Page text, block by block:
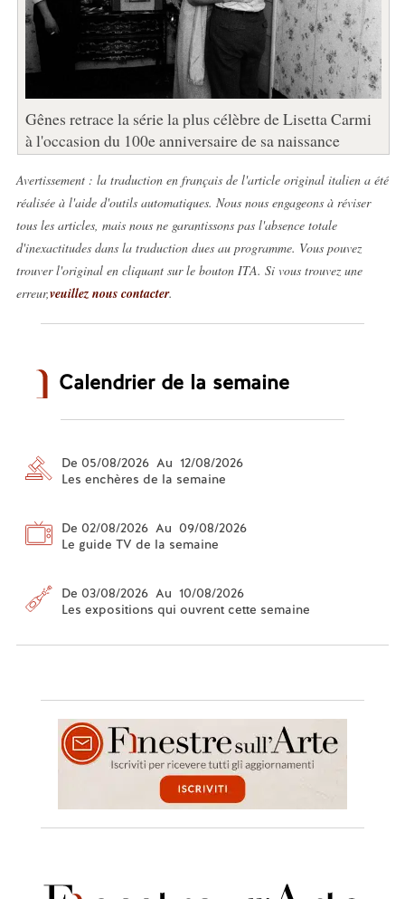
Gênes retrace la série la plus célèbre de Lisetta Carmi
à l'occasion du 100e anniversaire de sa naissance
Avertissement : la traduction en français de l'article original italien a été
réalisée à l'aide d'outils automatiques. Nous nous engageons à réviser
tous les articles, mais nous ne garantissons pas l'absence totale
d'inexactitudes dans la traduction dues au programme. Vous pouvez
trouver l'original en cliquant sur le bouton ITA. Si vous trouvez une
erreur,veuillez nous contacter.
Calendrier de la semaine
De 05/08/2026 Au 12/08/2026
Les enchères de la semaine
De 02/08/2026 Au 09/08/2026
Le guide TV de la semaine
De 03/08/2026 Au 10/08/2026
Les expositions qui ouvrent cette semaine